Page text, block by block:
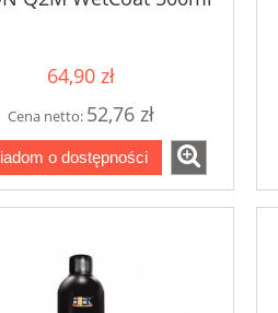
64,90 zł
Cena netto: 52,76 zł
o dostępności